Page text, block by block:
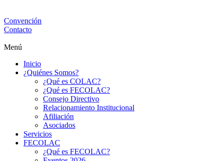
Convención
Contacto
Menú
Inicio
¿Quiénes Somos?
¿Qué es COLAC?
¿Qué es FECOLAC?
Consejo Directivo
Relacionamiento Institucional
Afiliación
Asociados
Servicios
FECOLAC
¿Qué es FECOLAC?